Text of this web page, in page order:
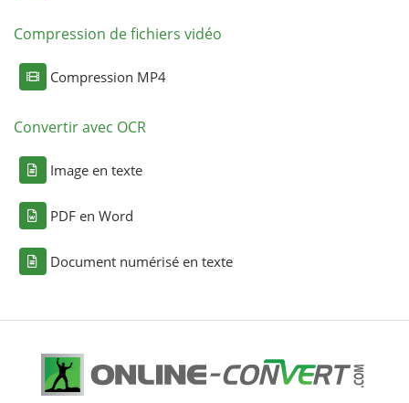
Compression de fichiers vidéo
Compression MP4
Convertir avec OCR
Image en texte
PDF en Word
Document numérisé en texte